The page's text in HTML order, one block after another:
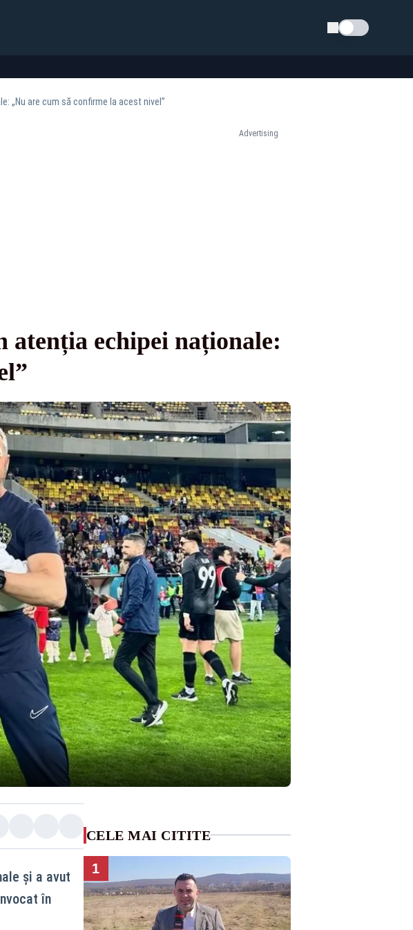
Schimba tema
„Nu are cum să confirme la acest nivel”
Advertising
atenția echipei naționale:
și a avut
în
CELE MAI CITITE
1